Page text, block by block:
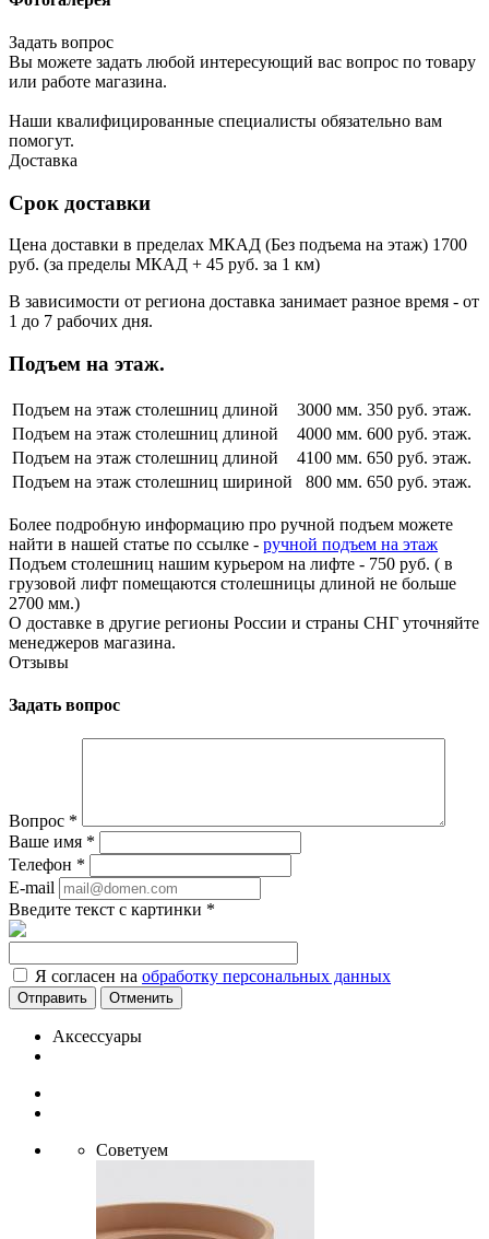
Задать вопрос
Вы можете задать любой интересующий вас вопрос по товару
или работе магазина.
Наши квалифицированные специалисты обязательно вам
помогут.
Доставка
Срок доставки
Цена доставки в пределах МКАД (Без подъема на этаж) 1700
руб. (за пределы МКАД + 45 руб. за 1 км)
В зависимости от региона доставка занимает разное время - от
1 до 7 рабочих дня.
Подъем на этаж.
Подъем на этаж столешниц длиной 3000 мм. 350 руб. этаж.
Подъем на этаж столешниц длиной
4000 мм. 600 руб. этаж.
Подъем на этаж столешниц длиной
4100 мм. 650 руб. этаж.
Подъем на этаж столешниц шириной
800 мм. 650 руб. этаж.
Более подробную информацию про ручной подъем можете
найти в нашей статье по ссылке - ручной подъем на этаж
Подъем столешниц нашим курьером на лифте - 750 руб. ( в
грузовой лифт помещаются столешницы длиной не больше
2700 мм.)
О доставке в другие регионы России и страны СНГ уточняйте
менеджеров магазина.
Отзывы
Задать вопрос
Вопрос *
Ваше имя *
Телефон *
E-mail
Введите текст с картинки *
Я согласен на обработку персональных данных
Отменить
Аксессуары
Советуем